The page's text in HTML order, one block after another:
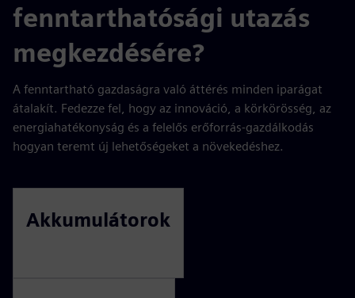
fenntarthatósági utazás
megkezdésére?
A fenntartható gazdaságra való áttérés minden iparágat
átalakít. Fedezze fel, hogy az innováció, a körkörösség, az
energiahatékonyság és a felelős erőforrás-gazdálkodás
hogyan teremt új lehetőségeket a növekedéshez.
Akkumulátorok